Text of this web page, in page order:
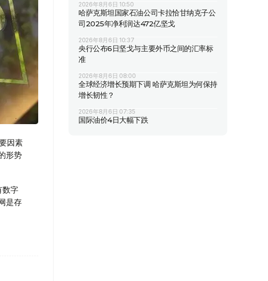
因素
形势
数字
是存
2026年8月6日 10:50
哈萨克斯坦国家石油公司卡拉恰甘纳克子公
司2025年净利润达472亿坚戈
2026年8月6日 10:37
央行公布6日坚戈与主要外币之间的汇率标
准
2026年8月6日 08:00
全球经济增长预期下调 哈萨克斯坦为何保持
增长韧性？
2026年8月6日 07:35
国际油价4日大幅下跌